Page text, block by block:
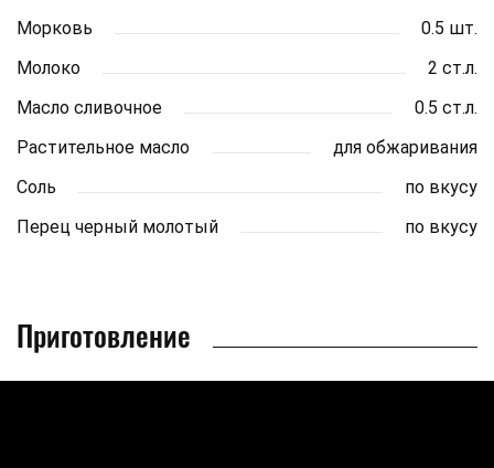
Морковь
0.5 шт.
Молоко
2 ст.л.
Масло сливочное
0.5 ст.л.
Растительное масло
для обжаривания
Соль
по вкусу
Перец черный молотый
по вкусу
Приготовление